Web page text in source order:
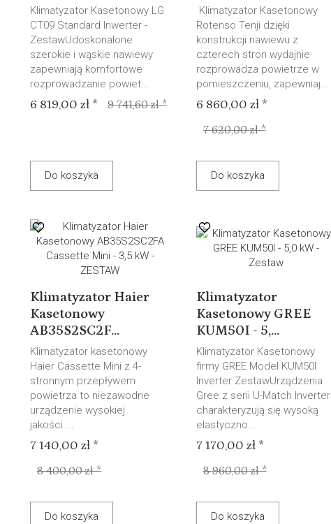
Klimatyzator Kasetonowy LG
CT09 Standard Inwerter -
ZestawUdoskonalone
szerokie i wąskie nawiewy
zapewniają komfortowe
rozprowadzanie powiet...
6 819,00 zł * 9 741,60 zł *
Do koszyka
Klimatyzator Kasetonowy
Rotenso Tenji dzięki
konstrukcji nawiewu z
czterech stron wydajnie
rozprowadza powietrze w
pomieszczeniu, zapewniaj...
6 860,00 zł *
7 620,00 zł *
Do koszyka
Klimatyzator Haier
Kasetonowy
AB35S2SC2F...
Klimatyzator kasetonowy
Haier Cassette Mini z 4-
stronnym przepływem
powietrza to niezawodne
urządzenie wysokiej
jakości....
7 140,00 zł *
8 400,00 zł *
Do koszyka
Klimatyzator
Kasetonowy GREE
KUM50I - 5,...
Klimatyzator Kasetonowy
firmy GREE Model KUM50I
Inverter ZestawUrządzenia
Gree z serii U-Match Inverter
charakteryzują się wysoką
elastyczno...
7 170,00 zł *
8 960,00 zł *
Do koszyka